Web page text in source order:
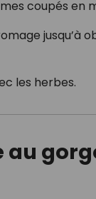
coupés en
jusqu’à
les herbes.
au